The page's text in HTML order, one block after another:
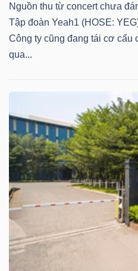
Nguồn thu từ concert chưa
Tập đoàn Yeah1 (HOSE:
Công ty cũng đang tái cơ cấu
qua...